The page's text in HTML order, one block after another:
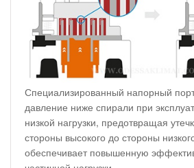
Специализированный напорный
давление ниже спирали при
низкой нагрузки, предотвращая
стороны высокого до стороны
обеспечивает повышенную